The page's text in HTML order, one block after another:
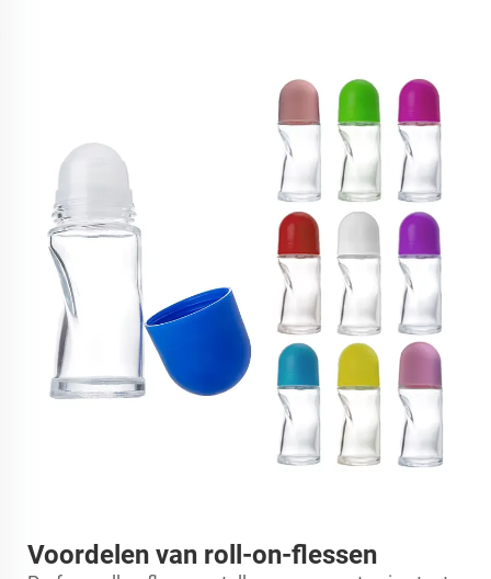
Voordelen van roll-on-flessen